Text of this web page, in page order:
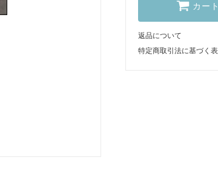
カー
返品について
特定商取引法に基づく